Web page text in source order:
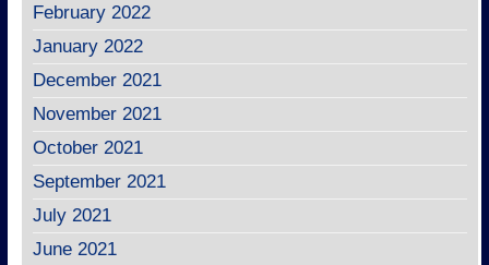
February 2022
January 2022
December 2021
November 2021
October 2021
September 2021
July 2021
June 2021